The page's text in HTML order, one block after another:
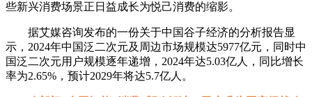
些新兴消费场景正日益成长为悦己消费的缩影。
据艾媒咨询发布的一份关于中国谷子经济的分析报告显
示，2024年中国泛二次元及周边市场规模达5977亿元，同时中
国泛二次元用户规模逐年递增，2024年达5.03亿人，同比增长
率为2.65%，预计2029年将达5.7亿人。